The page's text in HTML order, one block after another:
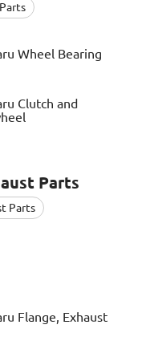
Wheel Bearing
Clutch and
Parts
Parts
Flange, Exhaust